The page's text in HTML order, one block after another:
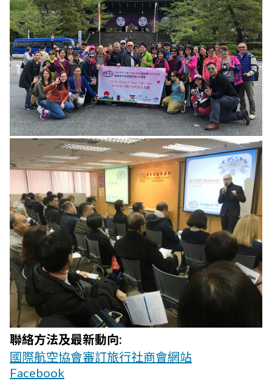
聯絡方法及最新動向:
國際航空協會審訂旅行社商會網站
Facebook